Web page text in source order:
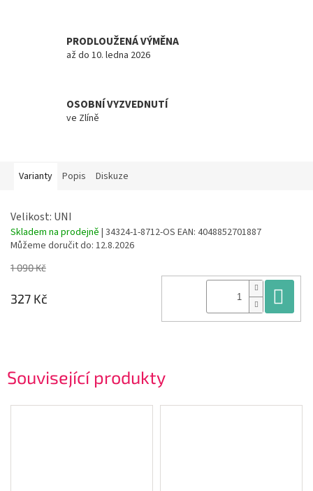
PRODLOUŽENÁ VÝMĚNA
až do 10. ledna 2026
OSOBNÍ VYZVEDNUTÍ
ve Zlíně
Související produkty
Varianty Popis Diskuze
Velikost: UNI
Skladem na prodejně | 34324-1-8712-OS EAN: 4048852701887
Můžeme doručit do: 12.8.2026
1 090 Kč
327 Kč